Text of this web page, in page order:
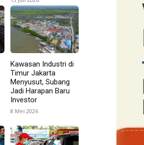
Kawasan Industri di
Timur Jakarta
Menyusut, Subang
Jadi Harapan Baru
Investor
8 Mei 2026